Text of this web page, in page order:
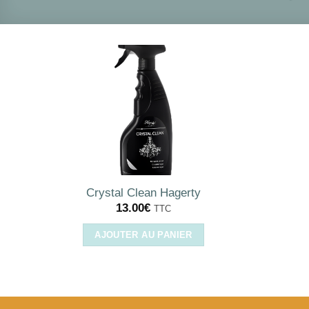
Crystal Clean Hagerty
13.00€ TTC
AJOUTER AU PANIER